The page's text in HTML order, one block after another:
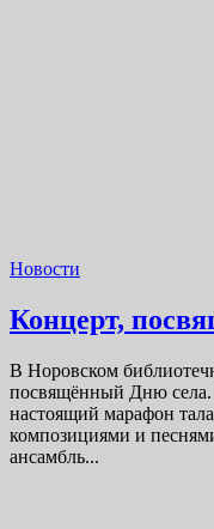
Новости
Концерт,
В Норовском
посвящённый Дню села.
настоящий марафон
композициями и
ансамбль...